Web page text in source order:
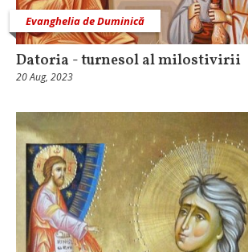
Evanghelia de Duminică
Datoria - turnesol al milostivirii
20 Aug, 2023